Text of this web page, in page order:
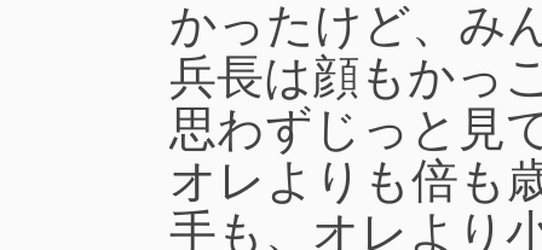
かったけど、み
兵長は顔もかっ
思わずじっと見
オレよりも倍も
手も、オレより